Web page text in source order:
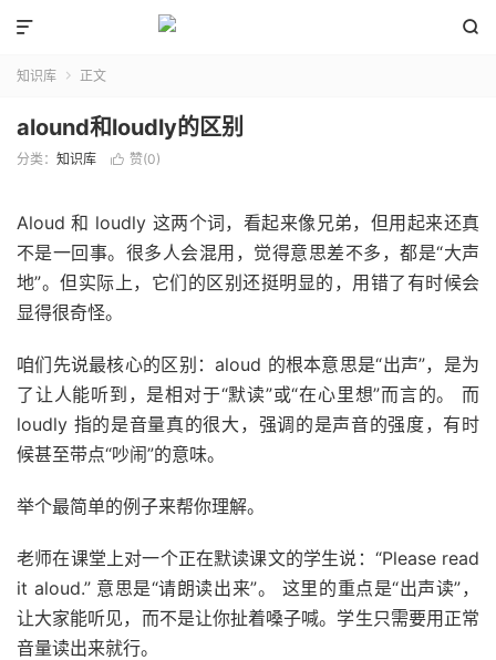


知识库  正文
alound和loudly的区别
分类： 知识库  赞(0)
Aloud 和 loudly 这两个词，看起来像兄弟，但用起来还真
不是一回事。很多人会混用，觉得意思差不多，都是“大声
地”。但实际上，它们的区别还挺明显的，用错了有时候会
显得很奇怪。
咱们先说最核心的区别：aloud 的根本意思是“出声”，是为
了让人能听到，是相对于“默读”或“在心里想”而言的。 而
loudly 指的是音量真的很大，强调的是声音的强度，有时
候甚至带点“吵闹”的意味。
举个最简单的例子来帮你理解。
老师在课堂上对一个正在默读课文的学生说：“Please read
it aloud.” 意思是“请朗读出来”。 这里的重点是“出声读”，
让大家能听见，而不是让你扯着嗓子喊。学生只需要用正常
音量读出来就行。